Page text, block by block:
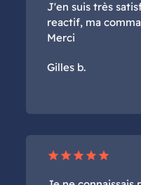
J'en suis très
reactif, ma
Merci
Gilles b.
star star star star star